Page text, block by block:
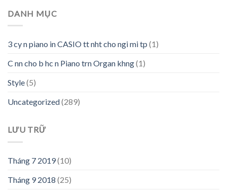
DANH MỤC
3 cy n piano in CASIO tt nht cho ngi mi tp (1)
C nn cho b hc n Piano trn Organ khng(1)
Style(5)
Uncategorized(289)
LƯU TRỮ
Tháng 7 2019(10)
Tháng 9 2018 (25)